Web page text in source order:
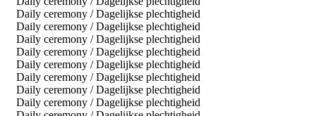
Daily ceremony / Dagelijkse plechtigheid
Daily ceremony / Dagelijkse plechtigheid
Daily ceremony / Dagelijkse plechtigheid
Daily ceremony / Dagelijkse plechtigheid
Daily ceremony / Dagelijkse plechtigheid
Daily ceremony / Dagelijkse plechtigheid
Daily ceremony / Dagelijkse plechtigheid
Daily ceremony / Dagelijkse plechtigheid